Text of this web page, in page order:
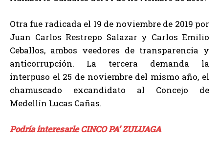
Otra fue radicada el 19 de noviembre de 2019 por
Juan Carlos Restrepo Salazar y Carlos Emilio
Ceballos, ambos veedores de transparencia y
anticorrupción. La tercera demanda la
interpuso el 25 de noviembre del mismo año, el
chamuscado excandidato al Concejo de
Medellín Lucas Cañas.
Podría interesarle CINCO PA’ ZULUAGA